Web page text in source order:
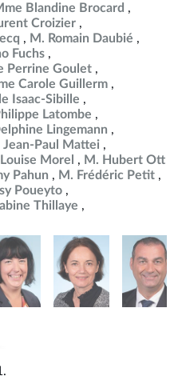
Blandine Brocard
Croizier
M. Romain Daubié
Fuchs
Perrine Goulet
Carole Guillerm
Isaac-Sibille
Latombe
Lingemann
Jean-Paul Mattei
Morel
M. Hubert Ott
Pahun
M. Frédéric Petit
Poueyto
Thillaye